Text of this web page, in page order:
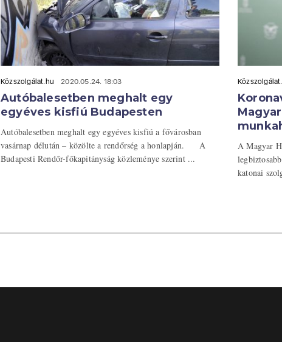
Közszolgálat.hu 2020.05.24. 18:03
Autóbalesetben meghalt egy
egyéves kisfiú Budapesten
Autóbalesetben meghalt egy egyéves kisfiú a fővárosban
vasárnap délután – közölte a rendőrség a honlapján. A
Budapesti Rendőr-főkapitányság közleménye szerint ...
A Magyar
katonai